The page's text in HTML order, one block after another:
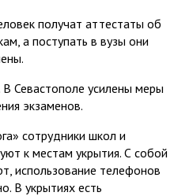
получат аттестаты об
а поступать в вузы они
Севастополе усилены меры
экзаменов.
сотрудники школ и
к местам укрытия. С собой
использование телефонов
В укрытиях есть